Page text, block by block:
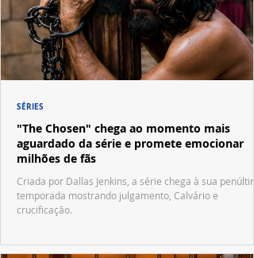
"The Chosen" chega ao momento mais
aguardado da série e promete emocionar
milhões de fãs
Criada por Dallas Jenkins, a série chega à sua
temporada mostrando julgamento, Calvário e
crucificação.
SÉRIES